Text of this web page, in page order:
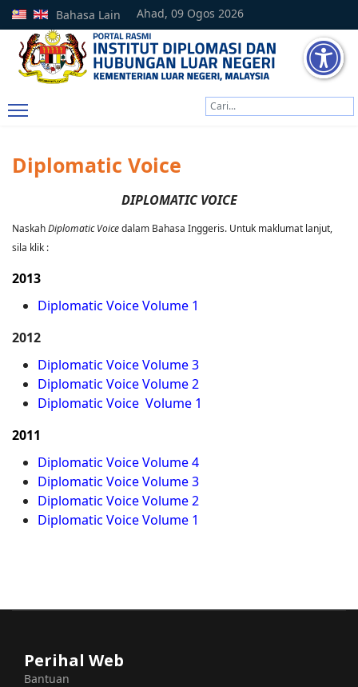
Ahad, 09 Ogos 2026
Bahasa Lain
Diplomatic Voice
DIPLOMATIC VOICE
NaskahDiplomatic Voicedalam Bahasa Inggeris. Untuk maklumat lanjut,
sila klik :
2013
Diplomatic Voice Volume 1
2012
Diplomatic Voice Volume 3
Diplomatic Voice Volume 2
Diplomatic Voice Volume 1
2011
Diplomatic Voice Volume 4
Diplomatic Voice Volume 3
Diplomatic Voice Volume 2
Diplomatic Voice Volume 1
Perihal Web
Bantuan